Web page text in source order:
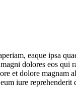
eaque ipsa
dolores eos
et dolore
iure